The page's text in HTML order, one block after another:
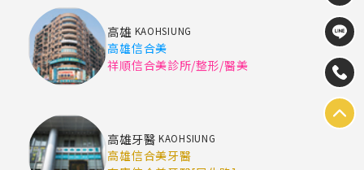
高雄 KAOHSIUNG
高雄信合美
祥順信合美診所/整形/醫美
高雄牙醫 KAOHSIUNG
高雄信合美牙醫